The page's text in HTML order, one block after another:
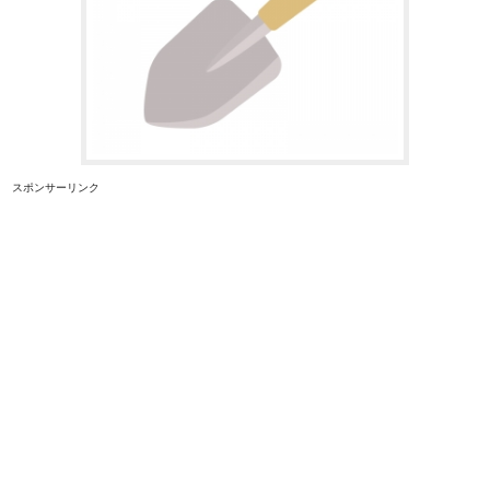
スポンサーリンク